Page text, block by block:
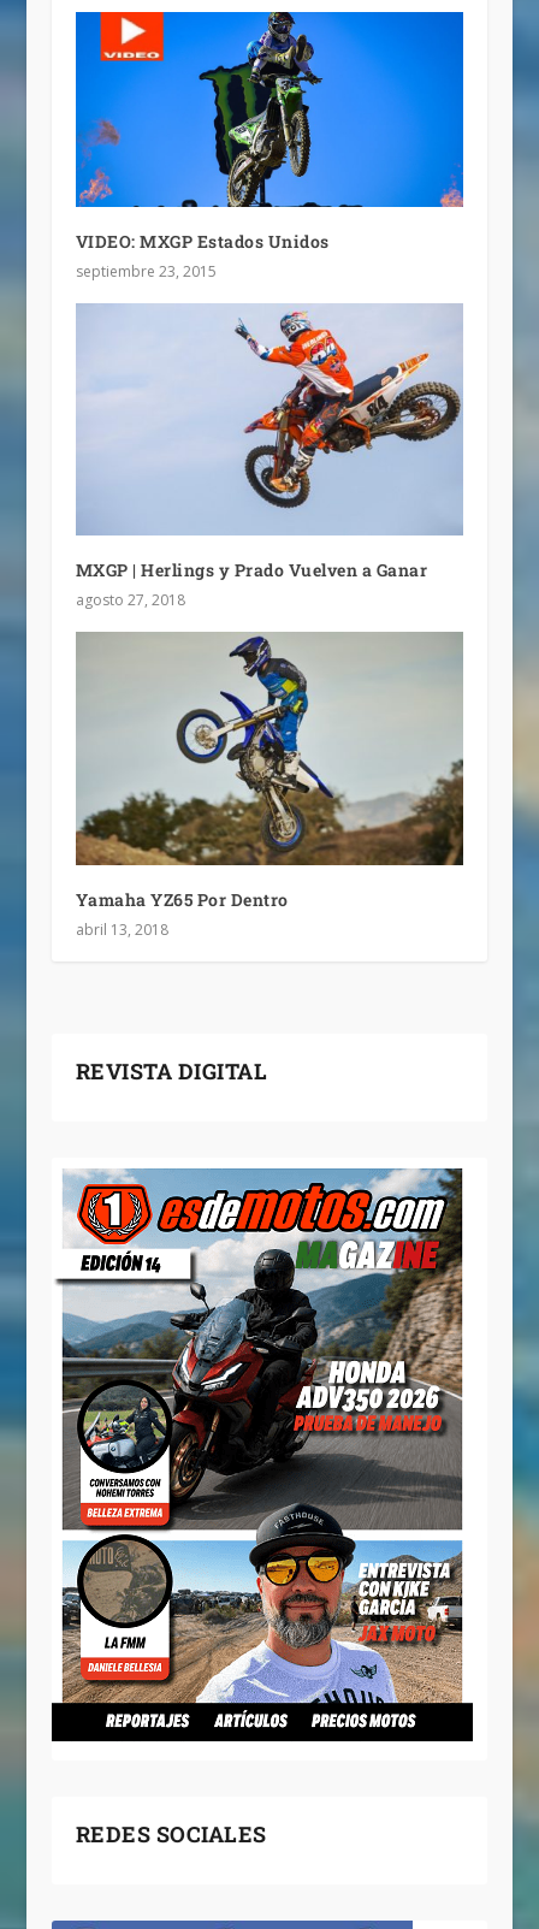
VIDEO: MXGP Estados Unidos
septiembre 23, 2015
MXGP | Herlings y Prado Vuelven a Ganar
agosto 27, 2018
Yamaha YZ65 Por Dentro
abril 13, 2018
REVISTA DIGITAL
REDES SOCIALES